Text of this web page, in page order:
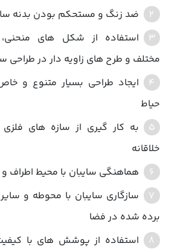
ضد زنگ و مستحکم بودن بدنه
استفاده از شکل های
مختلف و طرح های زاویه دار در طراحی
ایجاد طراحی بسیار متنوع و
حیاط
به کار گیری از سازه های
خلاقانه
هماهنگی سایبان با محیط اطراف
سازگاری سایبان با محوطه و
برده شده در فضا
استفاده از پوشش های با